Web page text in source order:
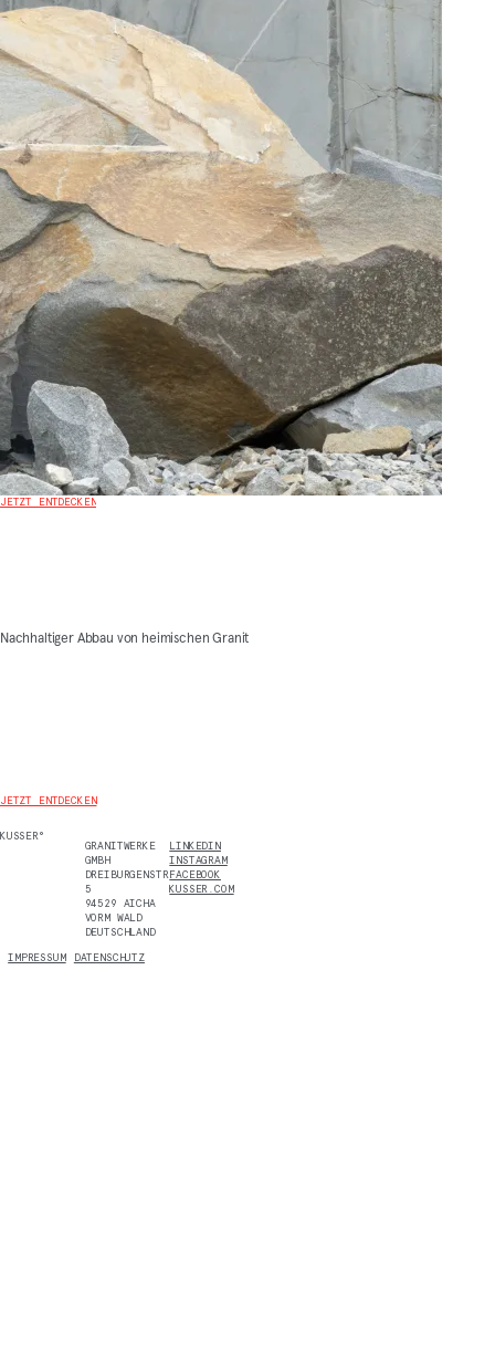
JETZT ENTDECKEN
Nachhaltiger Abbau von heimischen Granit
JETZT ENTDECKEN
KUSSER°
GRANITWERKE
GMBH
DREIBURGENSTR.
5
94529 AICHA
VORM WALD
DEUTSCHLAND
LINKEDIN
INSTAGRAM
FACEBOOK
KUSSER.COM
IMPRESSUM DATENSCHUTZ